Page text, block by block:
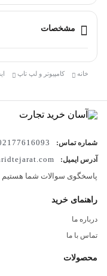
سازنده پردازنده
سری پردازنده
مدل پردازنده
11370H
مشخصات
خانه کامپیوتر و لپ تاپ
شماره تماس:
آدرس ایمیل:
پاسخگوی سوالات شما هستیم
راهنمای خرید
درباره ما
تماس با ما
محصولات